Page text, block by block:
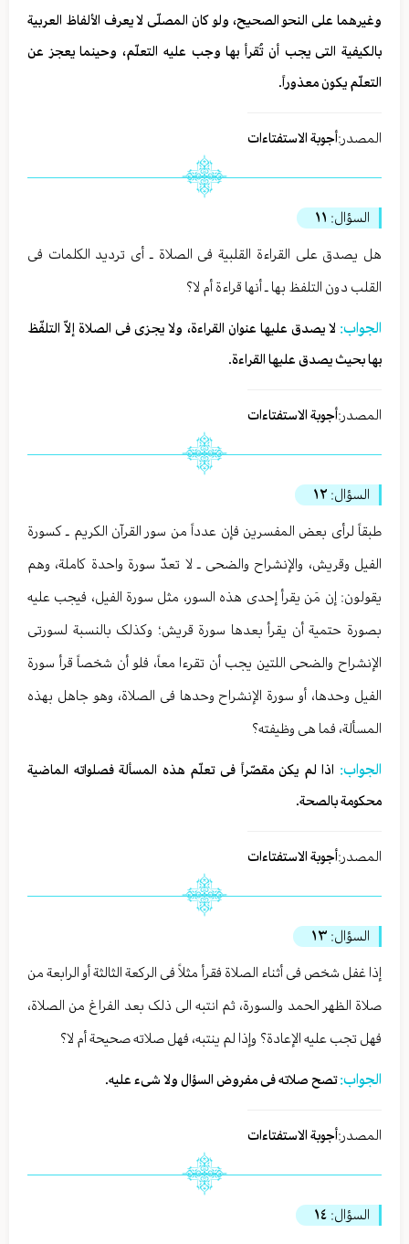
وغیرهما علی النحو الصحیح، ولو کان المصلّی لا یعرف الألفاظ العربیة
بالکیفیة التی یجب أن تُقرأ بها وجب علیه التعلّم، وحینما یعجز عن
التعلّم یکون معذوراً.
المصدر:أجوبة الاستفتاءات
السؤال: ١١
هل یصدق علی القراءة القلبیة فی الصلاة ـ أی تردید الکلمات فی
القلب دون التلفظ بها ـ أنها قراءة أم لا؟
الجواب: لا یصدق علیها عنوان القراءة، ولا یجزی فی الصلاة إلاّ التلفّظ
بها بحیث یصدق علیها القراءة.
المصدر:أجوبة الاستفتاءات
السؤال: ١٢
طبقاً لرأی بعض المفسرین فإن عدداً من سور القرآن الکریم ـ کسورة
الفیل وقریش، والإنشراح والضحی ـ لا تعدّ سورة واحدة کاملة، وهم
یقولون: إن مَن یقرأ إحدی هذه السور، مثل سورة الفیل، فیجب علیه
بصورة حتمیة أن یقرأ بعدها سورة قریش؛ وکذلک بالنسبة لسورتی
الإنشراح والضحی اللتین یجب أن تقرءا معاً، فلو أن شخصاً قرأ سورة
الفیل وحدها، أو سورة الإنشراح وحدها فی الصلاة، وهو جاهل بهذه
المسألة، فما هی وظیفته؟
الجواب: اذا لم یکن مقصّراً فی تعلّم هذه المسألة فصلواته الماضیة
محکومة بالصحة.
المصدر:أجوبة الاستفتاءات
السؤال: ١٣
إذا غفل شخص فی أثناء الصلاة فقرأ مثلاً فی الرکعة الثالثة أو الرابعة من
صلاة الظهر الحمد والسورة، ثم انتبه الی ذلک بعد الفراغ من الصلاة،
فهل تجب علیه الإعادة؟ وإذا لم ینتبه، فهل صلاته صحیحة أم لا؟
الجواب:تصح صلاته فی مفروض السؤال ولا شیء علیه.
المصدر:أجوبة الاستفتاءات
السؤال: ١٤